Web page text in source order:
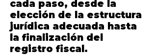
cada paso, desde la
elección de la estructura
jurídica adecuada hasta
la finalización del
registro fiscal.